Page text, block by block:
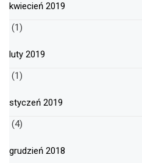
kwiecień 2019
(1)
luty 2019
(1)
styczeń 2019
(4)
grudzień 2018